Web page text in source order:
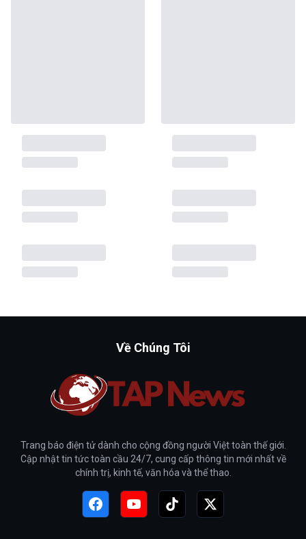
Về Chúng Tôi
Trang báo điện tử dành cho cộng đồng người Việt toàn thế giới.
Cập nhật tin tức toàn cầu 24/7, cung cấp thông tin mới nhất về
chính trị, kinh tế, văn hóa và thể thao.